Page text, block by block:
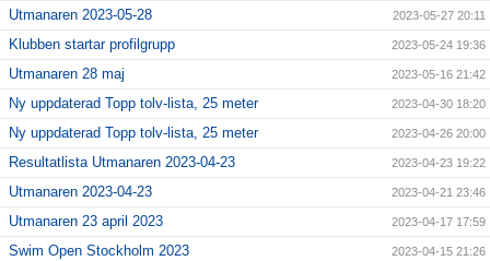
Utmanaren 2023-05-28 2023-05-27 20:11
Klubben startar profilgrupp 2023-05-24 19:36
Utmanaren 28 maj 2023-05-16 21:42
Ny uppdaterad Topp tolv-lista, 25 meter 2023-04-30 18:20
Ny uppdaterad Topp tolv-lista, 25 meter 2023-04-26 20:00
Resultatlista Utmanaren 2023-04-23 2023-04-23 19:22
Utmanaren 2023-04-23 2023-04-21 23:46
Utmanaren 23 april 2023 2023-04-17 17:59
Swim Open Stockholm 2023 2023-04-15 21:26